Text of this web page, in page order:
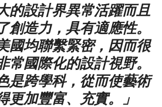
的設計界異常活躍而且
創造力，具有適應性。
國均聯繫緊密，因而很
常國際化的設計視野。
是跨學科，從而使藝術
更加豐富、充實。」